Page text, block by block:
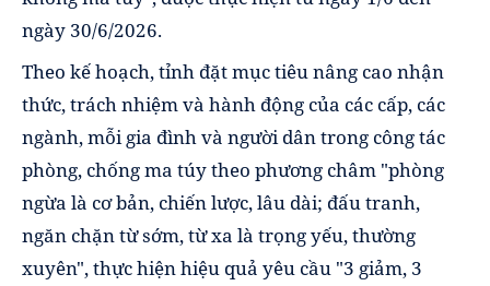
ngày 30/6/2026.
Theo kế hoạch, tỉnh đặt mục tiêu nâng cao nhận
thức, trách nhiệm và hành động của các cấp, các
ngành, mỗi gia đình và người dân trong công tác
phòng, chống ma túy theo phương châm "phòng
ngừa là cơ bản, chiến lược, lâu dài; đấu tranh,
ngăn chặn từ sớm, từ xa là trọng yếu, thường
xuyên", thực hiện hiệu quả yêu cầu "3 giảm, 3